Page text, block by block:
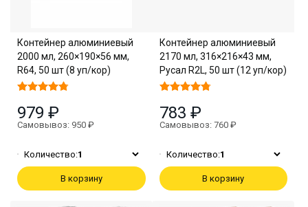
Контейнер алюминиевый
2000 мл, 260×190×56 мм,
R64, 50 шт (8 уп/кор)
979 ₽
Самовывоз: 950 ₽
Количество:1
В корзину
Контейнер алюминиевый
2170 мл, 316×216×43 мм,
Русал R2L, 50 шт (12 уп/кор)
783 ₽
Самовывоз: 760 ₽
Количество:1
В корзину